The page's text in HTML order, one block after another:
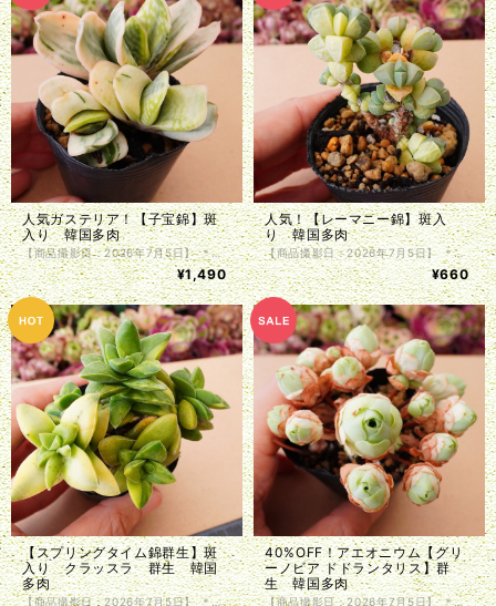
人気ガステリア！【子宝錦】斑
入り 韓国多肉
【商品撮影日：2026年7月5日】 ＊韓国仕入れ ＊植物サイズは写真をご参照くださいませ。 ＊商品は抜き苗で植物のみお届け致します。入荷時に根の処理を行っているため、発根前のものや微根のものがございます。カット苗とお考え下さい。 ＊単頭ではない個体につきましては分離してしまう事もございます。植物はお届けまでの間に多少の色の変化・形状の変化がある場合がございます。写真撮影をした植物の現物販売となります。
¥1,490
人気！【レーマニー錦】斑入
り 韓国多肉
【商品撮影日：2026年7月5日】 ＊韓国仕入れ ＊植物サイズは写真をご参照くださいませ。 ＊商品は抜き苗で植物のみお届け致します。入荷時に根の処理を行っているため、発根前のものや微根のものがございます。カット苗とお考え下さい。 ＊単頭ではない個体につきましては分離してしまう事もございます。植物はお届けまでの間に多少の色の変化・形状の変化がある場合がございます。写真撮影をした植物の現物販売となります。
¥660
【スプリングタイム錦群生】斑
入り クラッスラ 群生 韓国
多肉
【商品撮影日：2026年7月5日】 ＊韓国仕入れ ＊植物サイズは写真をご参照くださいませ。 ＊商品は抜き苗で植物のみお届け致します。入荷時に根の処理を行っているため、発根前のものや微根のものがございます。カット苗とお考え下さい。 ＊単頭ではない個体につきましては分離してしまう事もございます。植物はお届けまでの間に多少の色の変化・形状の変化がある場合がございます。写真撮影をした植物の現物販売となります。
40%OFF！アエオニウム【グリ
ーノビア ドドランタリス】群
生 韓国多肉
【商品撮影日：2026年7月5日】 ＊韓国仕入れ ＊植物サイズは写真をご参照くださいませ。 ＊商品は抜き苗で植物のみお届け致します。入荷時に根の処理を行っているため、発根前のものや微根のものがございます。カット苗とお考え下さい。 ＊単頭ではない個体につきましては分離してしまう事もございます。植物はお届けまでの間に多少の色の変化・形状の変化がある場合がございます。写真撮影をした植物の現物販売となります。